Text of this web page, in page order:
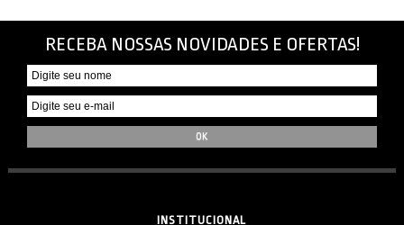
RECEBA NOSSAS NOVIDADES E OFERTAS!
INSTITUCIONAL